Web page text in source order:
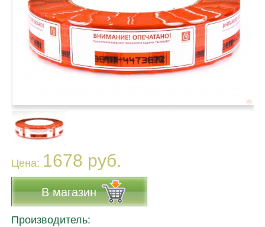
Цена: 1678 руб.
В магазин
Производитель: